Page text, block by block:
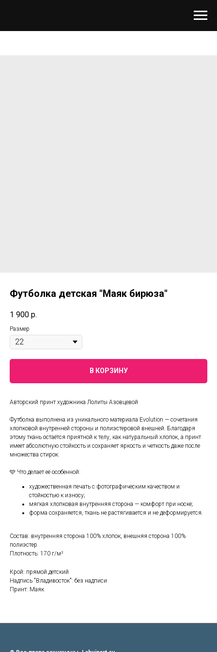
Футболка детская "Маяк бирюза"
1 900 р.
Размер
В КОРЗИНУ
Авторский принт художника Лолиты Азовцевой
Футболка выполнена из уникального материала Evolution — сочетания
хлопковой внутренней стороны и полиэстеровой внешней. Благодаря
этому ткань остаётся приятной к телу, как натуральный хлопок, а принт
имеет абсолютную стойкость и сохраняет яркость и четкость даже после
множества стирок.
🩵 Что делает её особенной:
художественная печать с фотографическим качеством и
стойкостью к износу;
мягкая хлопковая внутренняя сторона — комфорт при носке;
форма сохраняется, ткань не растягивается и не деформируется.
Состав: внутренняя сторона 100% хлопок, внешняя сторона 100%
полиэстер
Плотность: 170 г/м²
Крой: прямой детский
Надпись "Владивосток": без надписи
Принт: Маяк